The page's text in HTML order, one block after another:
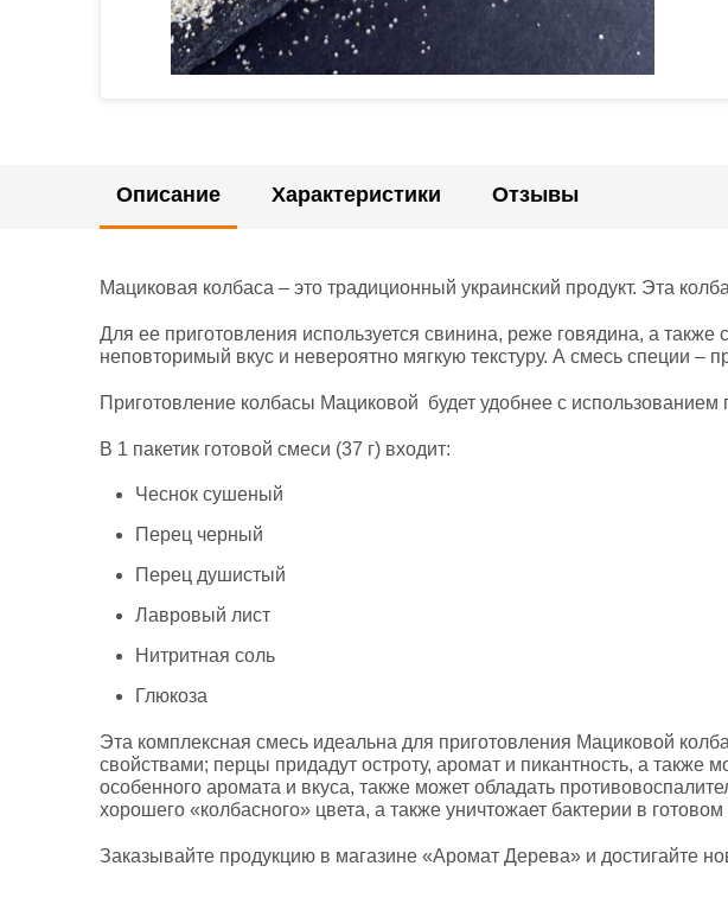
Описание Характеристики Отзывы
Мациковая колбаса – это традиционный украинский продукт. Эта
Для ее приготовления используется свинина, реже говядина, а
неповторимый вкус и невероятно мягкую текстуру. А смесь специи –
Приготовление колбасы Мациковой будет удобнее с
В 1 пакетик готовой смеси (37 г) входит:
Чеснок сушеный
Перец черный
Перец душистый
Лавровый лист
Нитритная соль
Глюкоза
Эта комплексная смесь идеальна для приготовления Мациковой
свойствами; перцы придадут остроту, аромат и пикантность, а
особенного аромата и вкуса, также может обладать
хорошего «колбасного» цвета, а также уничтожает бактерии в готовом
Заказывайте продукцию в магазине «Аромат Дерева» и достигайте